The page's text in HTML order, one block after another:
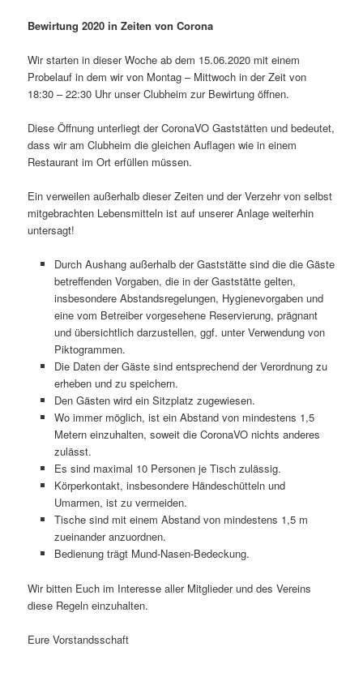
Bewirtung 2020 in Zeiten von Corona
Wir starten in dieser Woche ab dem 15.06.2020 mit einem
Probelauf in dem wir von Montag – Mittwoch in der Zeit von
18:30 – 22:30 Uhr unser Clubheim zur Bewirtung öffnen.
Diese Öffnung unterliegt der CoronaVO Gaststätten und bedeutet,
dass wir am Clubheim die gleichen Auflagen wie in einem
Restaurant im Ort erfüllen müssen.
Ein verweilen außerhalb dieser Zeiten und der Verzehr von selbst
mitgebrachten Lebensmitteln ist auf unserer Anlage weiterhin
untersagt!
Durch Aushang außerhalb der Gaststätte sind die die Gäste
betreffenden Vorgaben, die in der Gaststätte gelten,
insbesondere Abstandsregelungen, Hygienevorgaben und
eine vom Betreiber vorgesehene Reservierung, prägnant
und übersichtlich darzustellen, ggf. unter Verwendung von
Piktogrammen.
Die Daten der Gäste sind entsprechend der Verordnung zu
erheben und zu speichern.
Den Gästen wird ein Sitzplatz zugewiesen.
Wo immer möglich, ist ein Abstand von mindestens 1,5
Metern einzuhalten, soweit die CoronaVO nichts anderes
zulässt.
Es sind maximal 10 Personen je Tisch zulässig.
Körperkontakt, insbesondere Händeschütteln und
Umarmen, ist zu vermeiden.
Tische sind mit einem Abstand von mindestens 1,5 m
zueinander anzuordnen.
Bedienung trägt Mund-Nasen-Bedeckung.
Wir bitten Euch im Interesse aller Mitglieder und des Vereins
diese Regeln einzuhalten.
Eure Vorstandsschaft